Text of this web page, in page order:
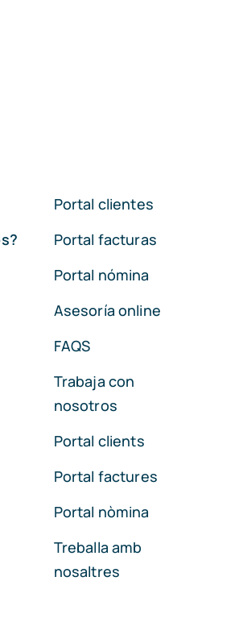
Portal clientes
Portal facturas
Portal nómina
Asesoría online
FAQS
Trabaja con
nosotros
Portal clients
Portal factures
Portal nòmina
Treballa amb
nosaltres